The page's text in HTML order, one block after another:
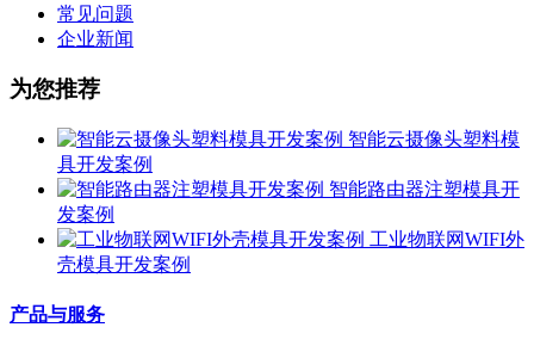
常见问题
企业新闻
为您推荐
智能云摄像头塑料模
具开发案例
智能路由器注塑模具开
发案例
工业物联网WIFI外
壳模具开发案例
产品与服务